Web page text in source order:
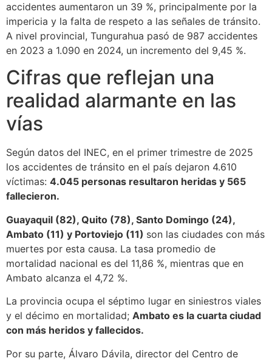
accidentes aumentaron un 39 %, principalmente por la
impericia y la falta de respeto a las señales de tránsito.
A nivel provincial, Tungurahua pasó de 987 accidentes
en 2023 a 1.090 en 2024, un incremento del 9,45 %.
Cifras que reflejan una
realidad alarmante en las
vías
Según datos del INEC, en el primer trimestre de 2025
los accidentes de tránsito en el país dejaron 4.610
víctimas: 4.045 personas resultaron heridas y 565
fallecieron.
Guayaquil (82), Quito (78), Santo Domingo (24),
Ambato (11) y Portoviejo (11) son las ciudades con más
muertes por esta causa. La tasa promedio de
mortalidad nacional es del 11,86 %, mientras que en
Ambato alcanza el 4,72 %.
La provincia ocupa el séptimo lugar en siniestros viales
y el décimo en mortalidad; Ambato es la cuarta ciudad
con más heridos y fallecidos.
Por su parte, Álvaro Dávila, director del Centro de